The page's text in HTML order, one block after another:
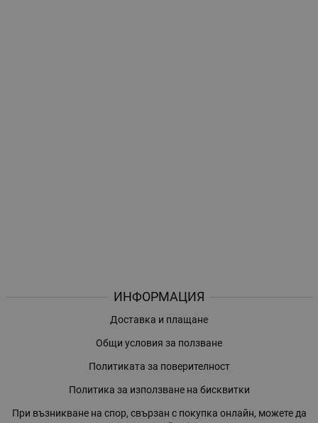
ИНФОРМАЦИЯ
Доставка и плащане
Общи условия за ползване
Политиката за поверителност
Политика за използване на бисквитки
При възникване на спор, свързан с покупка онлайн, можете да